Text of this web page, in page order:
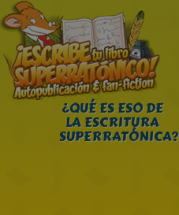
¿QUÉ ES ESO DE
LA ESCRITURA
SUPERRATÓNICA?